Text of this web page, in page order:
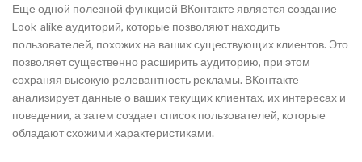
Еще одной полезной функцией ВКонтакте является создание
Look-alike аудиторий, которые позволяют находить
пользователей, похожих на ваших существующих клиентов. Это
позволяет существенно расширить аудиторию, при этом
сохраняя высокую релевантность рекламы. ВКонтакте
анализирует данные о ваших текущих клиентах, их интересах и
поведении, а затем создает список пользователей, которые
обладают схожими характеристиками.